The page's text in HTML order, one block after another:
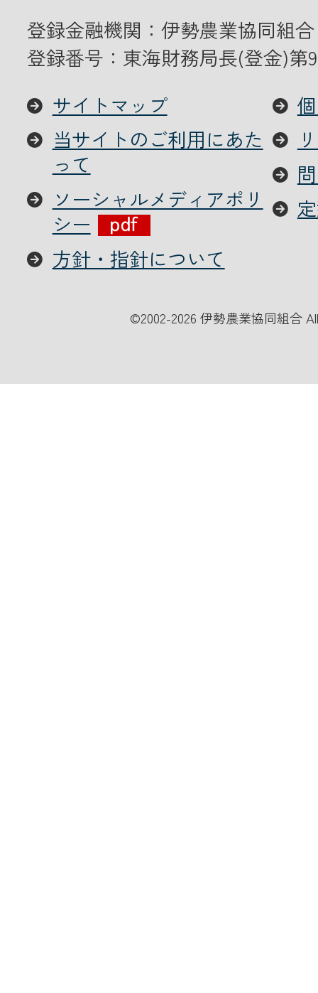
登録金融機関：伊勢農業協同組合
登録番号：東海財務局長(登金)第
サイトマップ
当サイトのご利用にあた
って
ソーシャルメディアポリ
シー
方針・指針について
©2002-2026 伊勢農業協同組合